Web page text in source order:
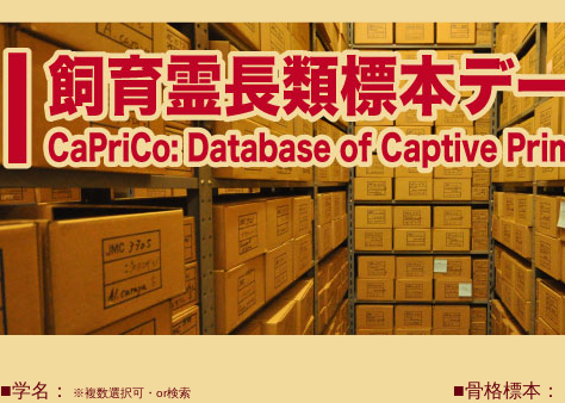
■学名： ※複数選択可・or検索 ■骨格標本：